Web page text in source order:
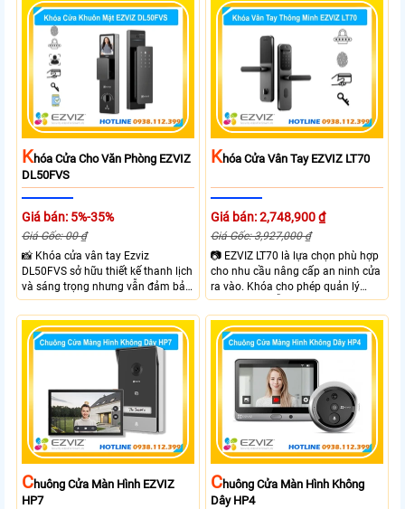
thoại qua APP EZVIZ hỗ trợ theo
dõi và điều khiển khóa cửa từ xa
phù hợp cho nhà ở căn hộ hoặc
văn phòng hiện đại.
hơn. Với Khóa Cửa An Ninh EZVIZ
DL05 bạn sẽ sở hữu khóa cửa với 6
hình thức mở khóa và nhiều chức
năng an ninh như Cảnh báo phá
hoại và kiểm soát ra vào từ xa
ngay trên điện thoại
KHóa Cửa Cho Văn Phòng EZVIZ
DL50FVS
Giá bán: 5%-35%
Giá Gốc: 00 ₫
📸 Khóa cửa vân tay Ezviz
DL50FVS sở hữu thiết kế thanh lịch
và sáng trọng nhưng vẫn đảm bảo
sự chắc chắn với cùng nhiều
phương thức mở cửa tiện lợi như
vân tay, mật khẩu, thẻ từ và điều
khiển từ xa qua app. Ezviz
DL50FVS hỗ trợ quản lý người
dùng cảnh báo an ninh và kiểm tra
trạng thái khóa giúp kiểm soát ra
vào từ xa qua app EZVIZ
KHóa Cửa Vân Tay EZVIZ LT70
Giá bán: 2,748,900 ₫
Giá Gốc: 3,927,000 ₫
📷 EZVIZ LT70 là lựa chọn phù hợp
cho nhu cầu nâng cấp an ninh cửa
ra vào. Khóa cho phép quản lý
người dùng dễ dàng theo dõi trạng
thái hoạt động và hỗ trợ cảnh báo
thông minh qua điện thoại. Khóa
cửa mang lại sự tiện lợi nhờ sự linh
hoạt trong cách sử dụng như vân
tay, mật khẩu và thẻ từ đảm bảo
kiểm soát ra vào hiệu quả.
CHuông Cửa Màn Hình EZVIZ
HP7
CHuông Cửa Màn Hình Không
Dây HP4